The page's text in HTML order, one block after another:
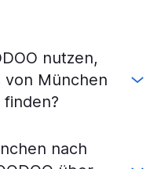
Hahn
am Main
am Main
am Main
nutzen,
von München
nach